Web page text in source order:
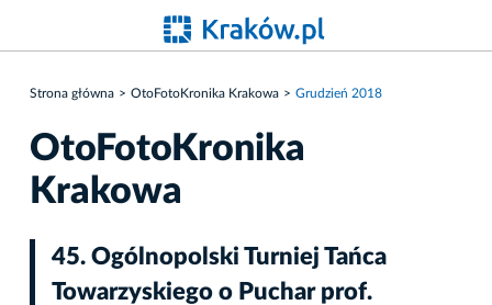
Strona główna OtoFotoKronika Krakowa Grudzień 2018
OtoFotoKronika
Krakowa
45. Ogólnopolski Turniej Tańca
Towarzyskiego o Puchar prof.